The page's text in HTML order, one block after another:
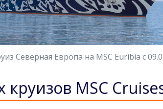
Северная Европа на MSC Euribia с
MSC